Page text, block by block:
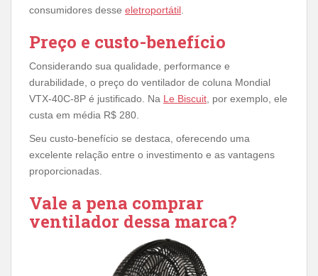
consumidores desse eletroportátil
Preço e custo-benefício
Considerando sua qualidade, performance e
durabilidade, o preço do ventilador de coluna Mondial
VTX-40C-8P é justificado. Na Le Biscuit , por exemplo, ele
custa em média R$ 280.
Seu custo-benefício se destaca, oferecendo uma
excelente relação entre o investimento e as vantagens
proporcionadas.
Vale a pena comprar
ventilador dessa marca?